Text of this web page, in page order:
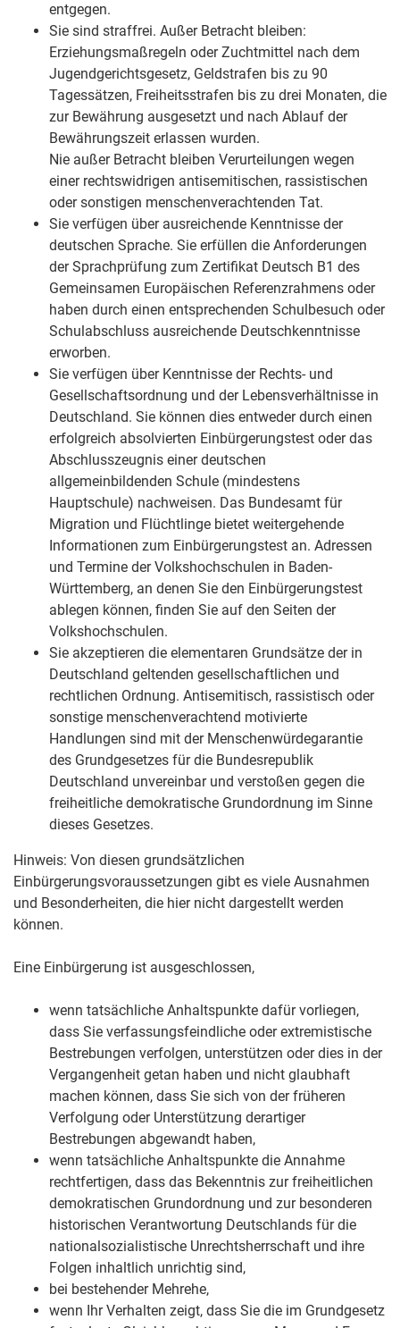
entgegen.
Sie sind straffrei. Außer Betracht bleiben:
Erziehungsmaßregeln oder Zuchtmittel nach dem
Jugendgerichtsgesetz, Geldstrafen bis zu 90
Tagessätzen, Freiheitsstrafen bis zu drei Monaten, die
zur Bewährung ausgesetzt und nach Ablauf der
Bewährungszeit erlassen wurden.
Nie außer Betracht bleiben Verurteilungen wegen
einer rechtswidrigen antisemitischen, rassistischen
oder sonstigen menschenverachtenden Tat.
Sie verfügen über ausreichende Kenntnisse der
deutschen Sprache. Sie erfüllen die Anforderungen
der Sprachprüfung zum Zertifikat Deutsch B1 des
Gemeinsamen Europäischen Referenzrahmens oder
haben durch einen entsprechenden Schulbesuch oder
Schulabschluss ausreichende Deutschkenntnisse
erworben.
Sie verfügen über Kenntnisse der Rechts- und
Gesellschaftsordnung und der Lebensverhältnisse in
Deutschland. Sie können dies entweder durch einen
erfolgreich absolvierten Einbürgerungstest oder das
Abschlusszeugnis einer deutschen
allgemeinbildenden Schule (mindestens
Hauptschule) nachweisen. Das Bundesamt für
Migration und Flüchtlinge bietet weitergehende
Informationen zum Einbürgerungstest an. Adressen
und Termine der Volkshochschulen in Baden-
Württemberg, an denen Sie den Einbürgerungstest
ablegen können, finden Sie auf den Seiten der
Volkshochschulen.
Sie akzeptieren die elementaren Grundsätze der in
Deutschland geltenden gesellschaftlichen und
rechtlichen Ordnung. Antisemitisch, rassistisch oder
sonstige menschenverachtend motivierte
Handlungen sind mit der Menschenwürdegarantie
des Grundgesetzes für die Bundesrepublik
Deutschland unvereinbar und verstoßen gegen die
freiheitliche demokratische Grundordnung im Sinne
dieses Gesetzes.
Hinweis: Von diesen grundsätzlichen
Einbürgerungsvoraussetzungen gibt es viele Ausnahmen
und Besonderheiten, die hier nicht dargestellt werden
können.
Eine Einbürgerung ist ausgeschlossen,
wenn tatsächliche Anhaltspunkte dafür vorliegen,
dass Sie verfassungsfeindliche oder extremistische
Bestrebungen verfolgen, unterstützen oder dies in der
Vergangenheit getan haben und nicht glaubhaft
machen können, dass Sie sich von der früheren
Verfolgung oder Unterstützung derartiger
Bestrebungen abgewandt haben,
wenn tatsächliche Anhaltspunkte die Annahme
rechtfertigen, dass das Bekenntnis zur freiheitlichen
demokratischen Grundordnung und zur besonderen
historischen Verantwortung Deutschlands für die
nationalsozialistische Unrechtsherrschaft und ihre
Folgen inhaltlich unrichtig sind,
bei bestehender Mehrehe,
wenn Ihr Verhalten zeigt, dass Sie die im Grundgesetz